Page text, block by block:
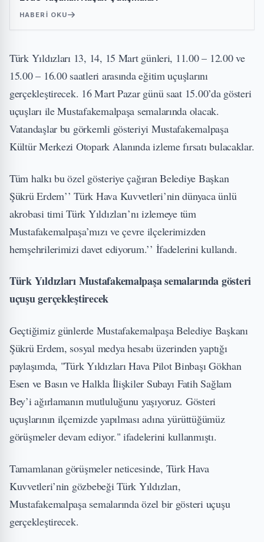
HABERI OKU
Türk Yıldızları 13, 14, 15 Mart günleri, 11.00 – 12.00 ve
15.00 – 16.00 saatleri arasında eğitim uçuşlarını
gerçekleştirecek. 16 Mart Pazar günü saat 15.00’da gösteri
uçuşları ile Mustafakemalpaşa semalarında olacak.
Vatandaşlar bu görkemli gösteriyi Mustafakemalpaşa
Kültür Merkezi Otopark Alanında izleme fırsatı bulacaklar.
Tüm halkı bu özel gösteriye çağıran Belediye Başkan
Şükrü Erdem’’ Türk Hava Kuvvetleri’nin dünyaca ünlü
akrobasi timi Türk Yıldızları’nı izlemeye tüm
Mustafakemalpaşa’mızı ve çevre ilçelerimizden
hemşehrilerimizi davet ediyorum.’’ İfadelerini kullandı.
Türk Yıldızları Mustafakemalpaşa semalarında gösteri
uçuşu gerçekleştirecek
Geçtiğimiz günlerde Mustafakemalpaşa Belediye Başkanı
Şükrü Erdem, sosyal medya hesabı üzerinden yaptığı
paylaşımda, "Türk Yıldızları Hava Pilot Binbaşı Gökhan
Esen ve Basın ve Halkla İlişkiler Subayı Fatih Sağlam
Bey’i ağırlamanın mutluluğunu yaşıyoruz. Gösteri
uçuşlarının ilçemizde yapılması adına yürüttüğümüz
görüşmeler devam ediyor." ifadelerini kullanmıştı.
Tamamlanan görüşmeler neticesinde, Türk Hava
Kuvvetleri’nin gözbebeği Türk Yıldızları,
Mustafakemalpaşa semalarında özel bir gösteri uçuşu
gerçekleştirecek.